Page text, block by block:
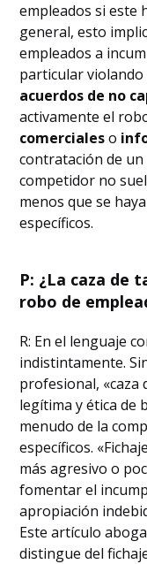
empleados si este
general, esto
empleados a
particular violando
acuerdos de no
activamente el
comercialeso
contratación de
competidor no
menos que se
específicos.
P: ¿La caza de
robo de
R: En el lenguaje
indistintamente.
profesional, «caza
legítima y ética de
menudo de la
específicos.
más agresivo o
fomentar el
apropiación
Este artículo
distingue del